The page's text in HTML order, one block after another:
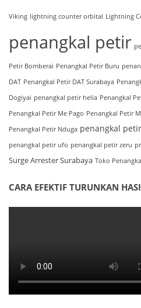
Viking lightning counter orbital Lightning
penangkal petir
Petir Bomberai Penangkal Petir Buru
DAT Penangkal Petir DAT Surabaya
Dogiyai penangkal petir helia Penangkal
Penangkal Petir Me Pago Penangkal Petir
Penangkal Petir Nduga penangkal
penangkal petir ufo penangkal petir zeru
Surge Arrester Surabaya Toko
CARA EFEKTIF TURUNKAN